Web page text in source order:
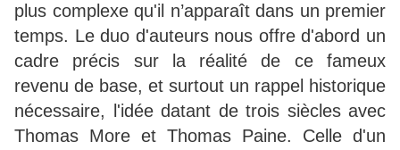
plus complexe qu'il n’apparaît dans un premier
temps. Le duo d'auteurs nous offre d'abord un
cadre précis sur la réalité de ce fameux
revenu de base, et surtout un rappel historique
nécessaire, l'idée datant de trois siècles avec
Thomas More et Thomas Paine. Celle d'un